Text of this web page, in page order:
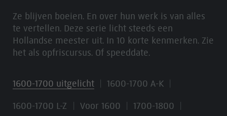
Ze blijven boeien. En over hun werk is van alles
te vertellen. Deze serie licht steeds een
Hollandse meester uit. In 10 korte kenmerken. Zie
het als opfriscursus. Of speeddate.
1600-1700 uitgelicht
1600-1700 A-K
1600-1700 L-Z
Voor 1600
1700-1800